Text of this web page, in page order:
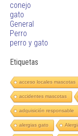
conejo
gato
General
Perro
perro y gato
Etiquetas
acceso locales mascotas
accidentes mascotas
adquisición responsable
alergias gato